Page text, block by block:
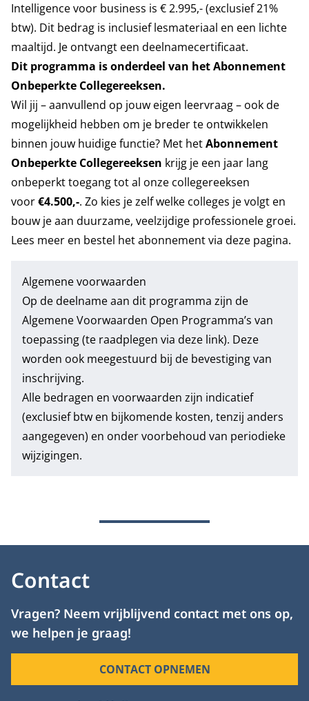
Intelligence voor business is € 2.995,- (exclusief 21%
btw). Dit bedrag is inclusief lesmateriaal en een lichte
maaltijd. Je ontvangt een deelnamecertificaat.
Dit programma is onderdeel van het Abonnement
Onbeperkte Collegereeksen.
Wil jij – aanvullend op jouw eigen leervraag – ook de
mogelijkheid hebben om je breder te ontwikkelen
binnen jouw huidige functie? Met hetAbonnement
Onbeperkte Collegereeksen krijg je een jaar lang
onbeperkt toegang tot al onze collegereeksen
voor€4.500,-. Zo kies je zelf welke colleges je volgt en
bouw je aan duurzame, veelzijdige professionele groei.
Lees meer en bestel het abonnementvia deze pagina.
Algemene voorwaarden
Op de deelname aan dit programma zijn de
Algemene Voorwaarden Open Programma’s van
toepassing (te raadplegen via deze link). Deze
worden ook meegestuurd bij de bevestiging van
inschrijving.
Alle bedragen en voorwaarden zijn indicatief
(exclusief btw en bijkomende kosten, tenzij anders
aangegeven) en onder voorbehoud van periodieke
wijzigingen.
Contact
Vragen? Neem vrijblijvend contact met ons op,
we helpen je graag!
CONTACT OPNEMEN